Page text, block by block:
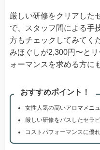
厳しい研修をクリアした
で、スタッフ間による手
方もチェックしてみてく
みほぐしが2,300円〜と
ォーマンスを求める方に
おすすめポイント！
女性人気の高いアロマメニ
厳しい研修をパスしたセラ
コストパフォーマンスに優